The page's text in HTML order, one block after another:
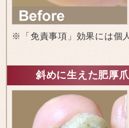
※「免責事項」効果には個
斜めに生えた肥厚